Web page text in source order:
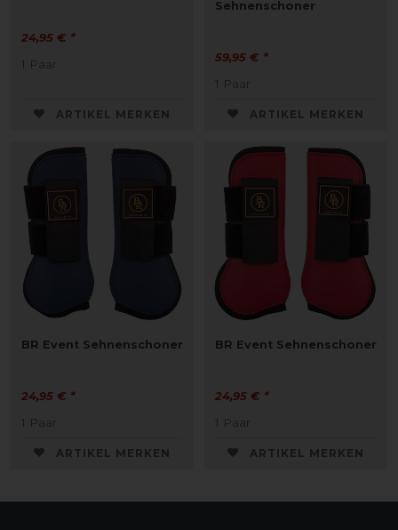
24,95 € *
1 Paar
ARTIKEL MERKEN
Sehnenschoner
59,95 € *
1 Paar
ARTIKEL MERKEN
BR Event Sehnenschoner
24,95 € *
1 Paar
ARTIKEL MERKEN
BR Event Sehnenschoner
24,95 € *
1 Paar
ARTIKEL MERKEN